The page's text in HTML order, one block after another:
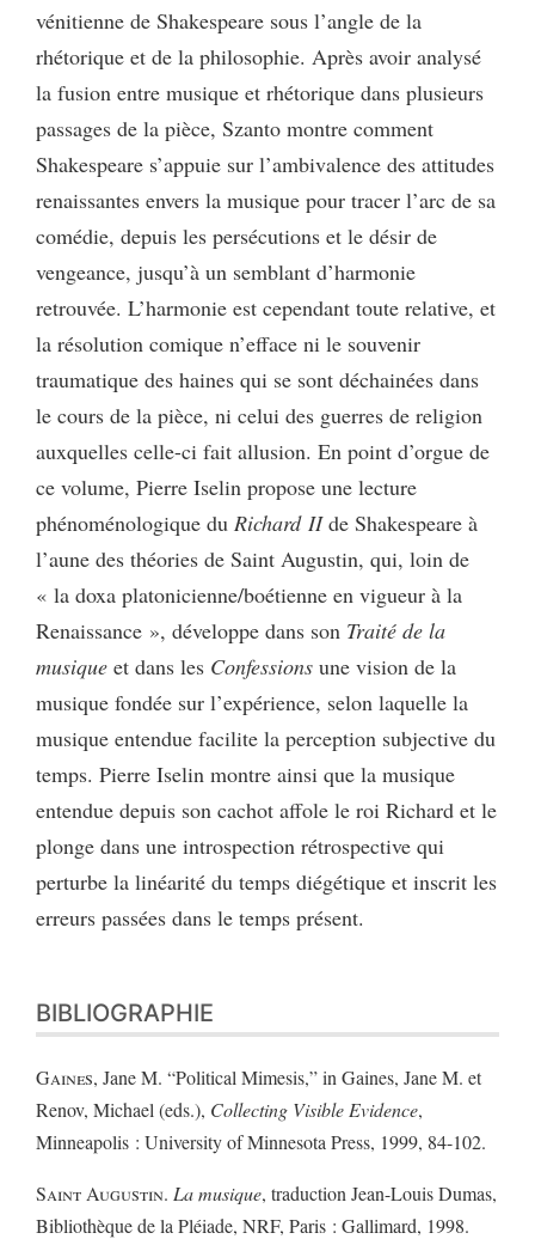
vénitienne de Shakespeare sous l’angle de la
rhétorique et de la philosophie. Après avoir analysé
la fusion entre musique et rhétorique dans plusieurs
passages de la pièce, Szanto montre comment
Shakespeare s’appuie sur l’ambivalence des attitudes
renaissantes envers la musique pour tracer l’arc de sa
comédie, depuis les persécutions et le désir de
vengeance, jusqu’à un semblant d’harmonie
retrouvée. L’harmonie est cependant toute relative, et
la résolution comique n’efface ni le souvenir
traumatique des haines qui se sont déchainées dans
le cours de la pièce, ni celui des guerres de religion
auxquelles celle-ci fait allusion. En point d’orgue de
ce volume, Pierre Iselin propose une lecture
phénoménologique du Richard IIde Shakespeare à
l’aune des théories de Saint Augustin, qui, loin de
« la doxa platonicienne/boétienne en vigueur à la
Renaissance », développe dans son Traité de la
musique et dans les Confessions une vision de la
musique fondée sur l’expérience, selon laquelle la
musique entendue facilite la perception subjective du
temps. Pierre Iselin montre ainsi que la musique
entendue depuis son cachot affole le roi Richard et le
plonge dans une introspection rétrospective qui
perturbe la linéarité du temps diégétique et inscrit les
erreurs passées dans le temps présent.
BIBLIOGRAPHIE
Gaines, Jane M. “Political Mimesis,” in Gaines, Jane M. et
Renov, Michael (eds.), Collecting Visible Evidence,
Minneapolis : University of Minnesota Press, 1999, 84-102.
Saint Augustin. La musique, traduction Jean-Louis Dumas,
Bibliothèque de la Pléiade, NRF, Paris : Gallimard, 1998.